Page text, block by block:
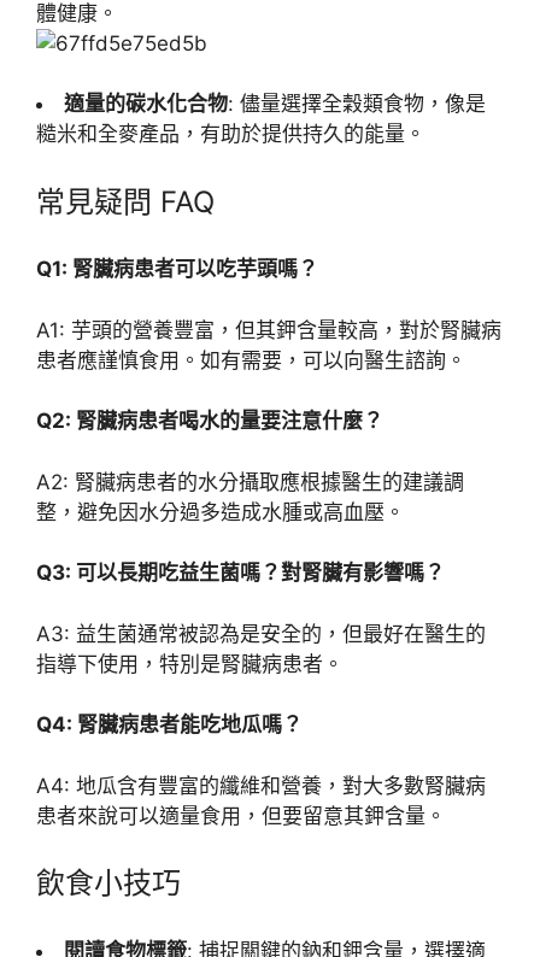
體健康。
適量的碳水化合物: 儘量選擇全穀類食物，像是
糙米和全麥產品，有助於提供持久的能量。
常見疑問 FAQ
Q1: 腎臟病患者可以吃芋頭嗎？
A1: 芋頭的營養豐富，但其鉀含量較高，對於腎臟病
患者應謹慎食用。如有需要，可以向醫生諮詢。
Q2: 腎臟病患者喝水的量要注意什麼？
A2: 腎臟病患者的水分攝取應根據醫生的建議調
整，避免因水分過多造成水腫或高血壓。
Q3: 可以長期吃益生菌嗎？對腎臟有影響嗎？
A3: 益生菌通常被認為是安全的，但最好在醫生的
指導下使用，特別是腎臟病患者。
Q4: 腎臟病患者能吃地瓜嗎？
A4: 地瓜含有豐富的纖維和營養，對大多數腎臟病
患者來說可以適量食用，但要留意其鉀含量。
飲食小技巧
閱讀食物標籤: 捕捉關鍵的鈉和鉀含量，選擇適